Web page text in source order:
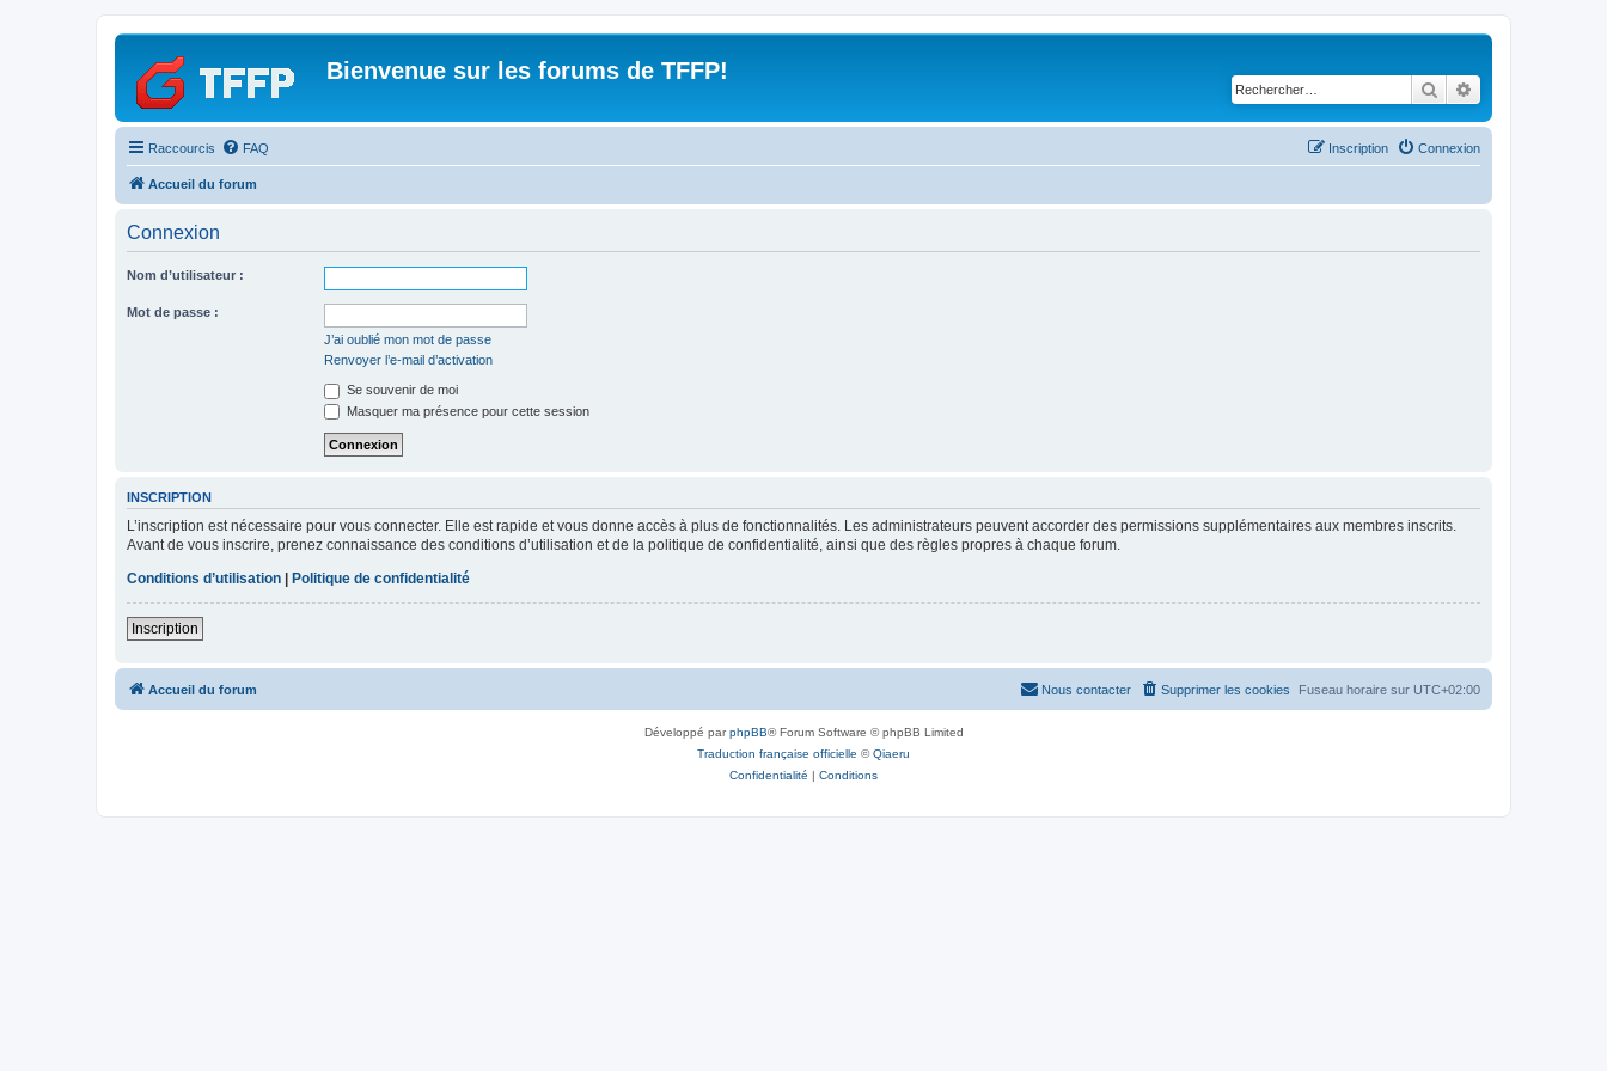
Bienvenue sur les forums de TFFP!
Rechercher
Raccourcis FAQ Connexion
Inscription
Accueil du forum
Connexion
Nom d’utilisateur :
Mot de passe :
J’ai oublié mon mot de passe
Renvoyer l’e-mail d’activation
Se souvenir de moi
Masquer ma présence pour cette session
INSCRIPTION
L’inscription est nécessaire pour vous connecter. Elle est rapide et vous donne accès à plus de fonctionnalités. Les administrateurs peuvent accorder des permissions supplémentaires aux membres inscrits.
Avant de vous inscrire, prenez connaissance des conditions d’utilisation et de la politique de confidentialité, ainsi que des règles propres à chaque forum.
Conditions d’utilisation | Politique de confidentialité
Inscription
Accueil du forum Fuseau horaire sur UTC+02:00
Supprimer les cookies
Nous contacter
Développé parphpBB® Forum Software © phpBB Limited
Traduction française officielle ©Qiaeru
Confidentialité | Conditions